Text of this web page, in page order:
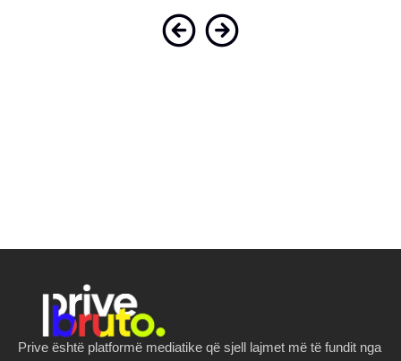
Prive është platformë mediatike që sjell lajmet më të fundit nga